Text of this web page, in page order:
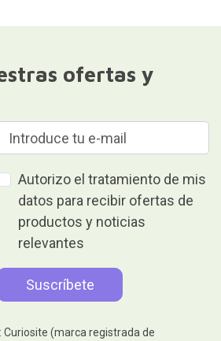
ofertas y
Autorizo el tratamiento de mis
datos para recibir ofertas de
productos y noticias
relevantes
Curiosite (marca registrada de